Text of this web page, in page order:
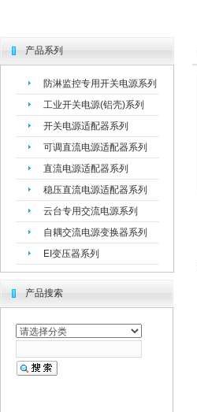
产品系列
防淋监控专用开关电源系列
工业开关电源(铝壳)系列
开关电源适配器系列
可调直流电源适配器系列
直流电源适配器系列
稳压直流电源适配器系列
云台专用交流电源系列
自耦交流电源变换器系列
EI变压器系列
产品搜索